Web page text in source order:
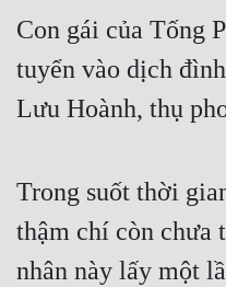
Truyện ngắn
Xa Lộ Dịch
Cạnh Kỹ
Cổ Tiên Hiệp
Cổ Đại
Con gái của Tống
tuyển vào dịch
Lưu Hoành, thụ
Trong suốt thời
thậm chí còn chưa
nhân này lấy một